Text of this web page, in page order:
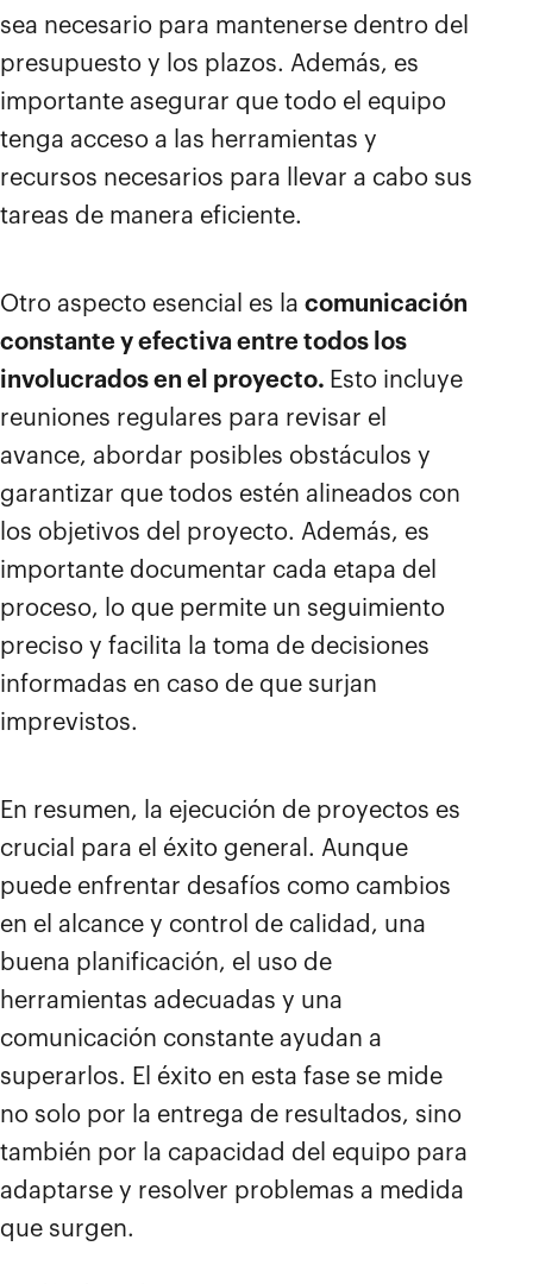
sea necesario para mantenerse dentro del
presupuesto y los plazos. Además, es
importante asegurar que todo el equipo
tenga acceso a las herramientas y
recursos necesarios para llevar a cabo sus
tareas de manera eficiente.
Otro aspecto esencial es la comunicación
constante y efectiva entre todos los
involucrados en el proyecto. Esto incluye
reuniones regulares para revisar el
avance, abordar posibles obstáculos y
garantizar que todos estén alineados con
los objetivos del proyecto. Además, es
importante documentar cada etapa del
proceso, lo que permite un seguimiento
preciso y facilita la toma de decisiones
informadas en caso de que surjan
imprevistos.
En resumen, la ejecución de proyectos es
crucial para el éxito general. Aunque
puede enfrentar desafíos como cambios
en el alcance y control de calidad, una
buena planificación, el uso de
herramientas adecuadas y una
comunicación constante ayudan a
superarlos. El éxito en esta fase se mide
no solo por la entrega de resultados, sino
también por la capacidad del equipo para
adaptarse y resolver problemas a medida
que surgen.